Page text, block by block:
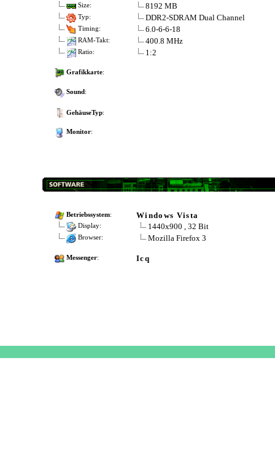
Size: 8192 MB
Typ: DDR2-SDRAM Dual Channel
Timing: 6.0-6-6-18
RAM-Takt: 400.8 MHz
Ratio: 1:2
Grafikkarte:
Sound:
GehäuseTyp:
Monitor:
Betriebssystem: Windows Vista
Display: 1440x900 , 32 Bit
Browser: Mozilla Firefox 3
Messenger: Icq